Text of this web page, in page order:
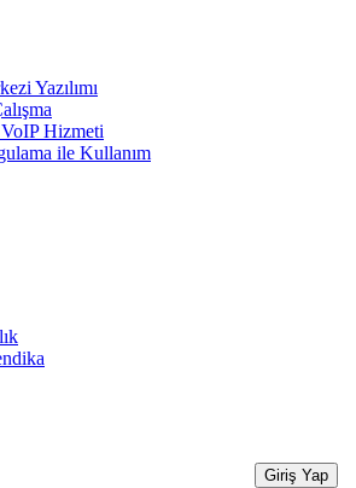
Yazılımı
Hizmeti
ile Kullanım
Giriş Yap